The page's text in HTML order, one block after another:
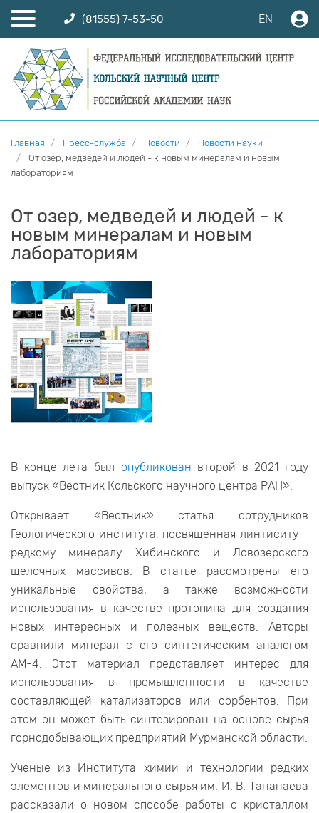
(81555) 7-53-50 EN
Главная Пресс-служба Новости
Новости науки
От озер, медведей и людей - к новым минералам и новым
лабораториям
От озер, медведей и людей - к
новым минералам и новым
лабораториям
В конце лета был опубликован второй в 2021 году
выпуск «Вестник Кольского научного центра РАН».
Открывает «Вестник» статья сотрудников
Геологического института, посвященная линтиситу –
редкому минералу Хибинского и Ловозерского
щелочных массивов. В статье рассмотрены его
уникальные свойства, а также возможности
использования в качестве протопипа для создания
новых интересных и полезных веществ. Авторы
сравнили минерал с его синтетическим аналогом
АМ-4. Этот материал представляет интерес для
использования в промышленности в качестве
составляющей катализаторов или сорбентов. При
этом он может быть синтезирован на основе сырья
горнодобывающих предприятий Мурманской области.
Ученые из Института химии и технологии редких
элементов и минерального сырья им. И. В. Тананаева
рассказали о новом способе работы с кристаллом